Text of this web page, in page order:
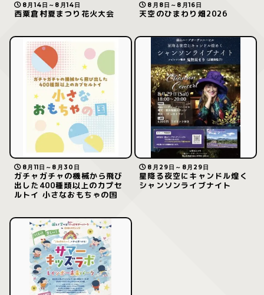
8月14日～8月14日
西粟倉村夏まつり花火大会
8月8日～8月16日
天空のひまわり畑2026
8月11日～8月30日
ガチャガチャの機械から飛び
出した400種類以上のカプセ
ルトイ 小さなおもちゃの国
8月29日～8月29日
星降る夜空にキャンドル煌く
シャンソンライブナイト